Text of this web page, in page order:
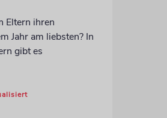
Eltern ihren
Jahr am liebsten? In
gibt es